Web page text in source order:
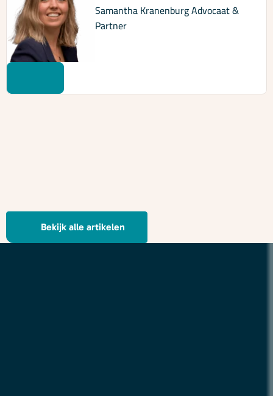
Samantha KranenburgAdvocaat &
Partner
Bekijk alle artikelen